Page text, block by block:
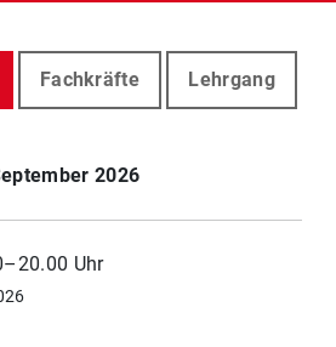
Fachkräfte Lehrgang
2026
Uhr